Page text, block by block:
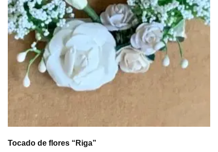
Tocado de flores “Riga”